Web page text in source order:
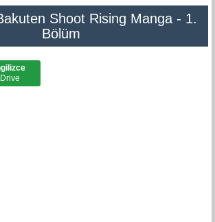
Shoot Rising Manga - 1.
Bölüm
Drive